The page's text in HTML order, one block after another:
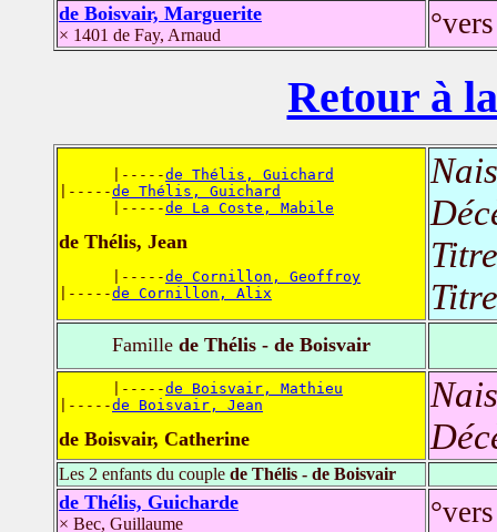
de Boisvair, Marguerite
× 1401 de Fay, Arnaud
Retour à
      |-----
de Thélis, Guichard
|-----de Thélis, Guichard
      |-----
de La Coste, Mabile
de Thélis, Jean
      |-----
de Cornillon, Geoffroy
|-----de Cornillon, Alix
Famille de Thélis - de Boisvair
      |-----
de Boisvair, Mathieu
|-----de Boisvair, Jean
de Boisvair, Catherine
Les 2 enfants du couple de Thélis - de Boisvair
de Thélis, Guicharde
× Bec, Guillaume